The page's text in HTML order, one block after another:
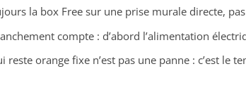
la box Free sur une prise murale directe,
compte : d’abord l’alimentation
reste orange fixe n’est pas une panne : c’est le